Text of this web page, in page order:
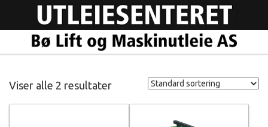
Viser alle 2 resultater